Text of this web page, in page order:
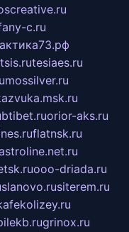
c.ru
tesiaes.ru
mossilver.ru
orior-aks.ru
flatnsk.ru
ooo-driada.ru
siterem.ru
grinox.ru